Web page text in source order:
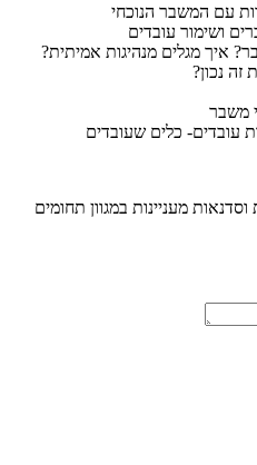
עם המשבר הנוכחי
ושימור עובדים
איך מגלים מנהיגות אמיתית?
נכון?
משבר
עובדים- כלים שעובדים
מעניינות במגוון תחומים